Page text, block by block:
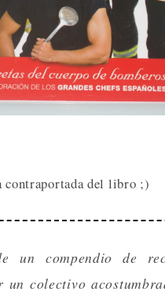
contraportada del libro ;)
un compendio de
un colectivo